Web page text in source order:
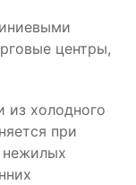
центры,
холодного
при